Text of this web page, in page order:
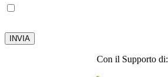
Con il Supporto di: